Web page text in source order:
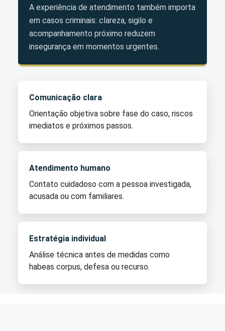
A experiência de atendimento também importa
em casos criminais: clareza, sigilo e
acompanhamento próximo reduzem
insegurança em momentos urgentes.
Comunicação clara
Orientação objetiva sobre fase do caso, riscos
imediatos e próximos passos.
Atendimento humano
Contato cuidadoso com a pessoa investigada,
acusada ou com familiares.
Estratégia individual
Análise técnica antes de medidas como
habeas corpus, defesa ou recurso.